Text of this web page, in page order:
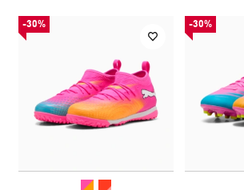
-30% -30%